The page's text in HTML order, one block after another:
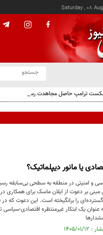
Saturday , 08
ترامپ حاصل مجاهدت رسانه‌های
یا مانور دیپلماتیک؟
و امنیتی در منطقه به سطحی بی‌سابقه
مبنی بر دعوت از ایلان ماسک برای همکاری
را برانگیخته است. این دعوت که در
یک ابتکار غیرمنتظره اقتصادی-سیاسی